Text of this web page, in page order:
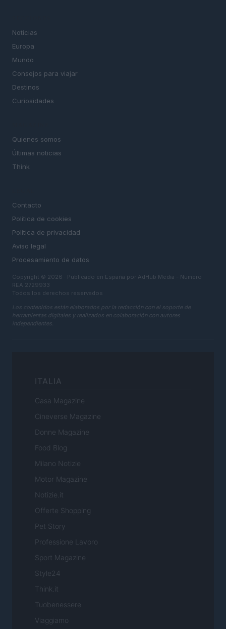
Noticias
Europa
Mundo
Consejos para viajar
Destinos
Curiosidades
Quienes somos
Últimas noticias
Think
Contacto
Politica de cookies
Política de privacidad
Aviso legal
Procesamiento de datos
Copyright © 2026 · Publicado en España por AdHub Media - Numero
REA 2729933
Todos los derechos reservados
Los contenidos están elaborados por la redacción con el soporte de
herramientas digitales y realizados en colaboración con autores
independientes.
ITALIA
Casa Magazine
Cineverse Magazine
Donne Magazine
Food Blog
Milano Notizie
Motor Magazine
Notizie.it
Offerte Shopping
Pet Story
Professione Lavoro
Sport Magazine
Style24
Think.it
Tuobenessere
Viaggiamo